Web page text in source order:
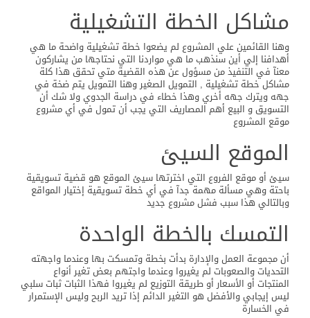
مشاكل الخطة التشغيلية
وهنا القائمين علي المشروع لم يضعوا خطة تشغيلية واضحة ما هي
أهدافنا إلي أين سنذهب ما هي مواردنا التي نحتاجها من يشاركون
معنآ في التنفيذ من مسؤول عن هذه القضية متي تحقق هذا كلة
مشاكل خطة تشغيلية , التمويل الصغير وهنا التمويل يتم ضخة في
جهه ويترك جهه أخري وهذا خطاء في دراسة الجدوي ولا شك أن
التسويق و البيع أهم المصاريف التي يجب أن تمول في أي مشروع
موقع المشروع
الموقع السيئ
سيئ أو موقع الفروع التي اخترتها سيئ الموقع هو قضية تسويقية
باحتة وهي مسألة مهمة جدآ في أي خطة تسويقية إختيار المواقع
وبالتالي هذا سبب فشل مشروع جديد
التمسك بالخطة الواحدة
أن مجموعة العمل والإدارة بدأت بخطة وتمسكت بها وعندما واجهته
التحديات والصعوبات لم يغيروا وعندما واجتهم بعض تغير أنواع
المنتجات أو الأسعار أو طريقة التوزيع لم يغيروا فهذا الثبات ثبات سلبي
ليس إيجابي والأفضل هو التغير الدائم إذا تريد الربح وليس الإستمرار
في الخسارة